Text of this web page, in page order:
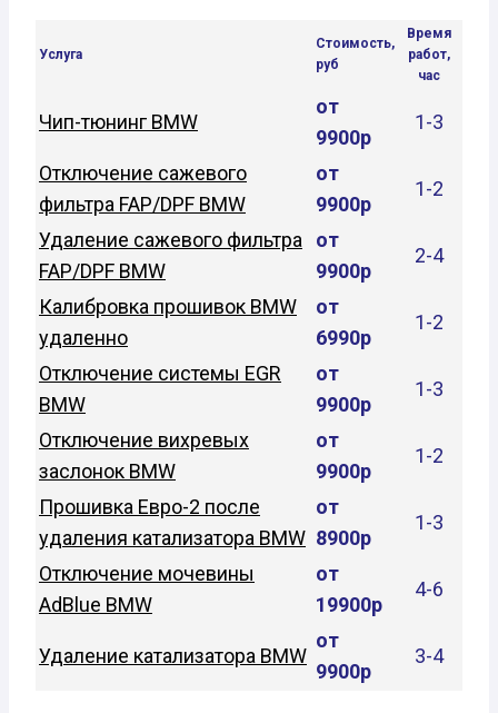
Услуга
Стоимость,
руб
Время
работ,
час
Чип-тюнинг BMW
от
9900р
1-3
Отключение сажевого
фильтра FAP/DPF BMW
от
9900р
1-2
Удаление сажевого фильтра
FAP/DPF BMW
от
9900р
2-4
Калибровка прошивок BMW
удаленно
от
6990р
1-2
Отключение системы EGR
BMW
от
9900р
1-3
Отключение вихревых
заслонок BMW
от
9900р
1-2
Прошивка Евро-2 после
удаления катализатора BMW
от
8900р
1-3
Отключение мочевины
AdBlue BMW
от
19900р
4-6
Удаление катализатора BMW
от
9900р
3-4